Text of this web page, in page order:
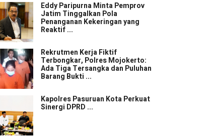
Eddy Paripurna Minta Pemprov
Jatim Tinggalkan Pola
Penanganan Kekeringan yang
Reaktif ...
Rekrutmen Kerja Fiktif
Terbongkar, Polres Mojokerto:
Ada Tiga Tersangka dan Puluhan
Barang Bukti ...
Kapolres Pasuruan Kota Perkuat
Sinergi DPRD ...